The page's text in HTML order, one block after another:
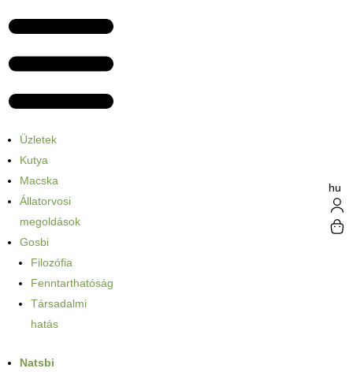
Üzletek
Kutya
Macska
Állatorvosi
megoldások
Gosbi
Filozófia
Fenntarthatóság
Társadalmi
hatás
Natsbi
hu